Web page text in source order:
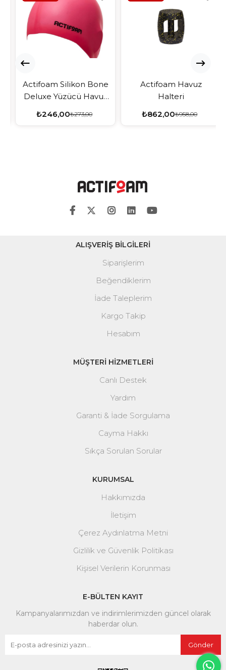
Actifoam Silikon Bone
Deluxe Yüzücü Havuz
₺246,00₺273,00
Actifoam Havuz
Halteri
₺862,00 ₺958,00
ALIŞVERİŞ BİLGİLERİ
Siparişlerim
Beğendiklerim
İade Taleplerim
Kargo Takip
Hesabım
MÜŞTERİ HİZMETLERİ
Canlı Destek
Yardım
Garanti & İade Sorgulama
Cayma Hakkı
Sıkça Sorulan Sorular
KURUMSAL
Hakkımızda
İletişim
Çerez Aydınlatma Metni
Gizlilik ve Güvenlik Politikası
Kişisel Verilerin Korunması
E-BÜLTEN KAYIT
Kampanyalarımızdan ve indirimlerimizden güncel olarak
haberdar olun.
Gönder